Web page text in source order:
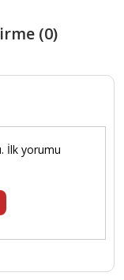
(0)
İlk yorumu